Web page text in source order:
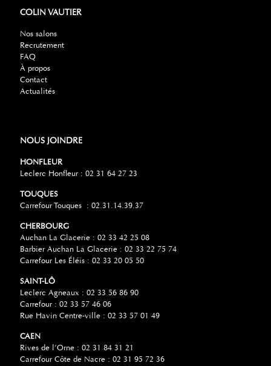
COLIN VAUTIER
Nos salons
Recrutement
FAQ
À propos
Contact
Actualités
NOUS JOINDRE
HONFLEUR
Leclerc Honfleur : 02 31 64 27 23
TOUQUES
Carrefour Touques : 02.31.14.39.37
CHERBOURG
Auchan La Glacerie : 02 33 42 25 08
Barbier Auchan La Glacerie : 02 33 22 75 74
Carrefour Les Éléis : 02 33 20 05 50
SAINT-LÔ
Leclerc Agneaux : 02 33 56 86 90
Carrefour : 02 33 57 46 06
Rue Havin Centre-ville : 02 33 57 01 49
CAEN
Rives de l’Orne : 02 31 84 31 21
Carrefour Côte de Nacre : 02 31 95 72 36